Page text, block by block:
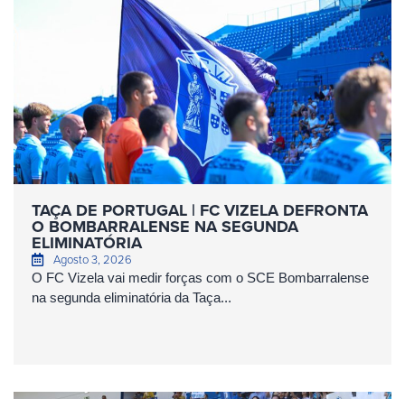
TAÇA DE PORTUGAL | FC VIZELA DEFRONTA
O BOMBARRALENSE NA SEGUNDA
ELIMINATÓRIA
Agosto 3, 2026
O FC Vizela vai medir forças com o SCE Bombarralense
na segunda eliminatória da Taça...